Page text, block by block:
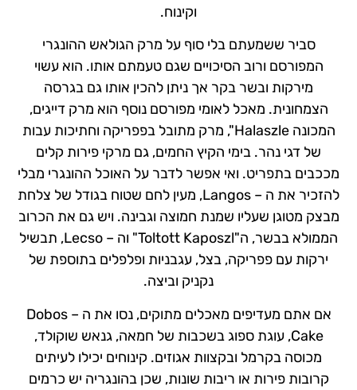
וקינוח.
סביר ששמעתם בלי סוף על מרק הגולאש ההונגרי
המפורסם ורוב הסיכויים שגם טעמתם אותו. הוא עשוי
מירקות ובשר בקר אך ניתן להכין אותו גם בגרסה
הצמחונית. מאכל לאומי מפורסם נוסף הוא מרק דייגים,
המכונה Halaszle", מרק מתובל בפפריקה וחתיכות עבות
של דגי נהר. בימי הקיץ החמים, גם מרקי פירות קלים
מככבים בתפריט. ואי אפשר לדבר על האוכל ההונגרי מבלי
להזכיר את ה – Langos, מעין לחם שטוח בגודל של צלחת
מבצק מטוגן שעליו שמנת חמוצה וגבינה. ויש גם את הכרוב
הממולא בבשר, ה"Toltott Kaposzl" וה – Lecso, תבשיל
ירקות עם פפריקה, בצל, עגבניות ופלפלים בתוספת של
נקניק וביצה.
אם אתם מעדיפים מאכלים מתוקים, נסו את ה – Dobos
Cake, עוגת ספוג בשכבות של חמאה, גנאש שוקולד,
מכוסה בקרמל ובקצוות אגוזים. קינוחים יכילו לעיתים
קרובות פירות או ריבות שונות, שכן בהונגריה יש כרמים